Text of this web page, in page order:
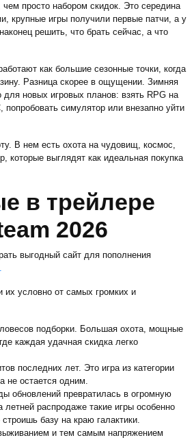
просто набором скидок. Это середина
крупные игры получили первые патчи, а у
решить, что брать сейчас, а что
как большие сезонные точки, когда
Разница скорее в ощущении. Зимняя
для новых игровых планов: взять RPG на
симулятор или внезапно уйти
В нем есть охота на чудовищ, космос,
которые выглядят как идеальная покупка
в трейлере
2026
выгодный сайт для пополнения
их условно от самых громких и
подборки. Большая охота, мощные
каждая удачная скидка легко
последних лет. Это игра из категории
не остается одним.
обновлений превратилась в огромную
распродаже такие игры особенно
базу на краю галактики.
и тем самым напряжением